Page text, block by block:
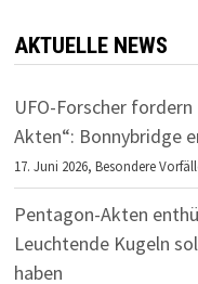
AKTUELLE NEWS
UFO-Forscher
Akten“: Bonnybridge
17. Juni 2026,Besondere
Pentagon-Akten
Leuchtende Kugeln
haben